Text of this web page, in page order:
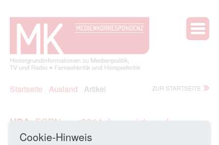
Startseite Ausland Artikel ZUR STARTSEITE
USA: ESPN war 2014 das meistgesehene
Kabelnetwork
Cookie-Hinweis